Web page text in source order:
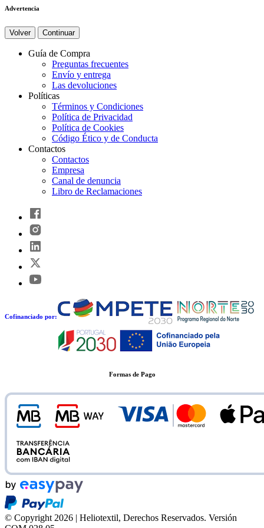
Advertencia
Volver Continuar
Guía de Compra
Preguntas frecuentes
Envío y entrega
Las devoluciones
Políticas
Términos y Condiciones
Política de Privacidad
Política de Cookies
Código Ético y de Conducta
Contactos
Contactos
Empresa
Canal de denuncia
Libro de Reclamaciones
Cofinanciado por:
Formas de Pago
© Copyright 2026 | Heliotextil, Derechos Reservados. Versión